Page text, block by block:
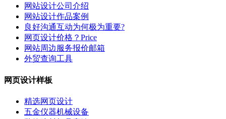
网站设计公司介绍
网站设计作品案例
良好沟通互动为何极为重要?
网页设计价格？Price
网站周边服务报价邮箱
外贸查询工具
网页设计样板
精选网页设计
五金仪器机械设备